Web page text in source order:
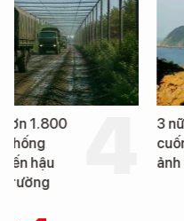
1.800
chống
hậu
trường
3
ảnh